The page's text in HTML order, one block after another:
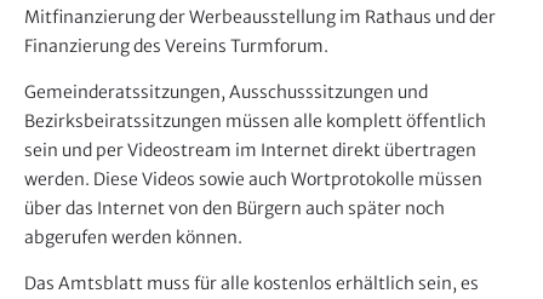
Mitfinanzierung der Werbeausstellung im Rathaus und der
Finanzierung des Vereins Turmforum.
Gemeinderatssitzungen, Ausschusssitzungen und
Bezirksbeiratssitzungen müssen alle komplett öffentlich
sein und per Videostream im Internet direkt übertragen
werden. Diese Videos sowie auch Wortprotokolle müssen
über das Internet von den Bürgern auch später noch
abgerufen werden können.
Das Amtsblatt muss für alle kostenlos erhältlich sein, es